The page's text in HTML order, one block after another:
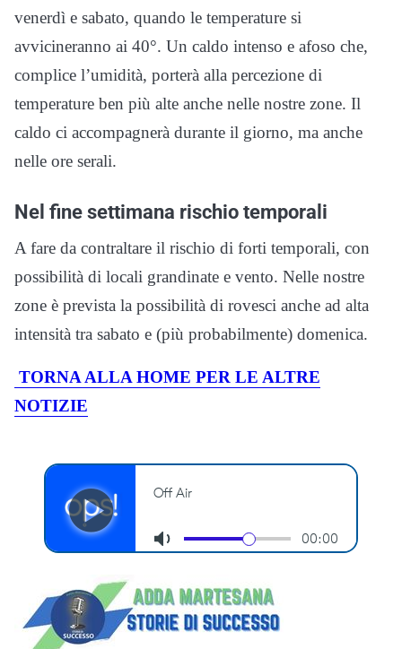
venerdì e sabato, quando le temperature si
avvicineranno ai 40°. Un caldo intenso e afoso che,
complice l’umidità, porterà alla percezione di
temperature ben più alte anche nelle nostre zone. Il
caldo ci accompagnerà durante il giorno, ma anche
nelle ore serali.
Nel fine settimana rischio temporali
A fare da contraltare il rischio di forti temporali, con
possibilità di locali grandinate e vento. Nelle nostre
zone è prevista la possibilità di rovesci anche ad alta
intensità tra sabato e (più probabilmente) domenica.
TORNA ALLA HOME PER LE ALTRE
NOTIZIE